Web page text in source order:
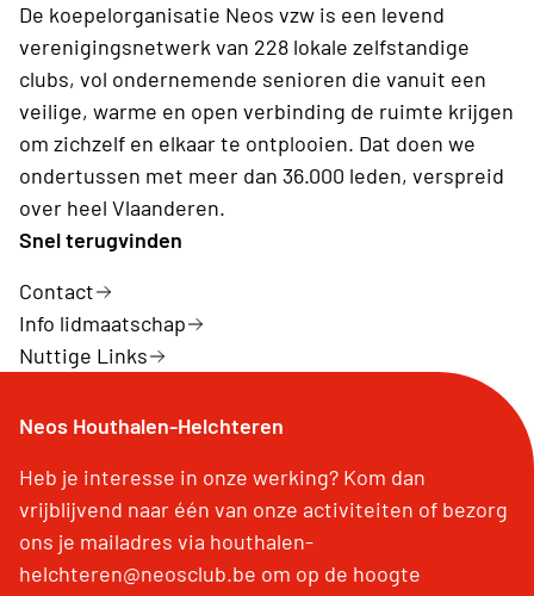
De koepelorganisatie Neos vzw is een levend
verenigingsnetwerk van 228 lokale zelfstandige
clubs, vol ondernemende senioren die vanuit een
veilige, warme en open verbinding de ruimte krijgen
om zichzelf en elkaar te ontplooien. Dat doen we
ondertussen met meer dan 36.000 leden, verspreid
over heel Vlaanderen.
Snel terugvinden
Contact
Info lidmaatschap
Nuttige Links
Neos Houthalen-Helchteren
Heb je interesse in onze werking? Kom dan
vrijblijvend naar één van onze activiteiten of bezorg
ons je mailadres via houthalen-
helchteren@neosclub.be om op de hoogte